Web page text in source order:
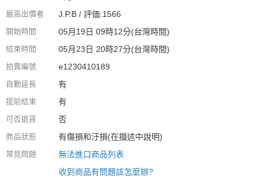
最高出價者 J.P.B / 評価:1566
開始時間 05月19日 09時12分(台灣時間)
結束時間 05月23日 20時27分(台灣時間)
拍賣編號 e1230410189
自動延長 有
提前結束 有
可否退貨 否
商品狀態 有傷損和汙損(在描述中說明)
常見問題
無法進口商品列表
收到商品有問題該怎麼辦?